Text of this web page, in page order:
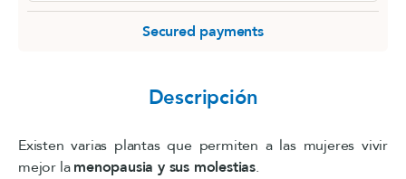
Secured payments
Descripción
Existen varias plantas que permiten a las mujeres vivir
mejor lamenopausia y sus molestias.